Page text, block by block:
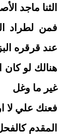
الثنا ماجد
فمن لطراد
عند قرقره
هنالك لو كان
غير ما وغل
فعنك علي
المقدم